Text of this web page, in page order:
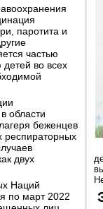
паротита и
частью
во всех
области
беженцев
респираторных
двух
Наций
по март 2022